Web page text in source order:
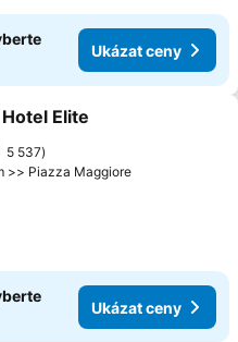
Ukázat ceny
na seznam oblíbených
Elite
5 537
>> Piazza Maggiore
Ukázat ceny